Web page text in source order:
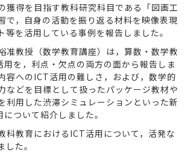
獲得を目指す教科研究科目である「図画工
で，自身の活動を振り返る材料を映像表現
等を活用している事例を報告しました。
准教授（数学教育講座）は，算数・数学教
を，利点・欠点の両方の面から報告しま
容へのICT活用の難しさ，および，数学的
などを目標として扱ったパッケージ教材や
利用した渋滞シミュレーションといった新
ついて紹介しました。
科教育におけるICT活用について，活発な
た。